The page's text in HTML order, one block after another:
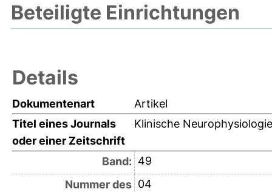
Beteiligte Einrichtungen
Details
Dokumentenart
Artikel
Titel eines Journals
oder einer Zeitschrift
Klinische Neurophysiologie
Band: 49
Nummer des 04